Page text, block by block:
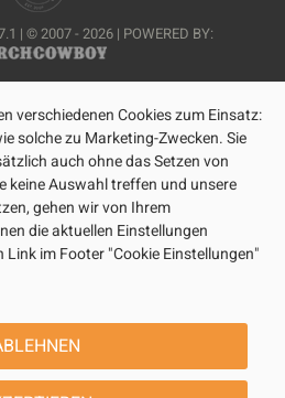
| © 2007 - 2026 | POWERED BY:
verschiedenen Cookies zum Einsatz:
solche zu Marketing-Zwecken. Sie
auch ohne das Setzen von
keine Auswahl treffen und unsere
gehen wir von Ihrem
die aktuellen Einstellungen
im Footer "Cookie Einstellungen"